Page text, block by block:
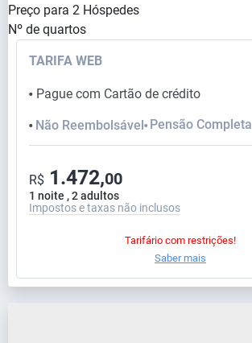
Preço para 2 Hóspedes
Nº de quartos
TARIFA WEB
⬤ Pague com Cartão de crédito
⬤ Não Reembolsável ⬤ Pensão Completa
1 noite , 2 adultos
R$ 1.472,00
Impostos e taxas não inclusos
Tarifário com restrições!
Saber mais